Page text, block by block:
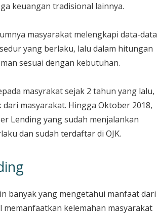
keuangan tradisional lainnya.
masyarakat melengkapi data-data
yang berlaku, lalu dalam hitungan
sesuai dengan kebutuhan.
masyrakat sejak 2 tahun yang lalu,
masyarakat. Hingga Oktober 2018,
Lending yang sudah menjalankan
dan sudah terdaftar di OJK.
banyak yang mengetahui manfaat dari
kelemahan masyarakat